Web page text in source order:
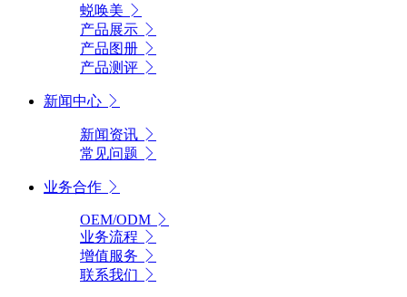
蜕唤美
产品展示
产品图册
产品测评
新闻中心
新闻资讯
常见问题
业务合作
OEM/ODM
业务流程
增值服务
联系我们